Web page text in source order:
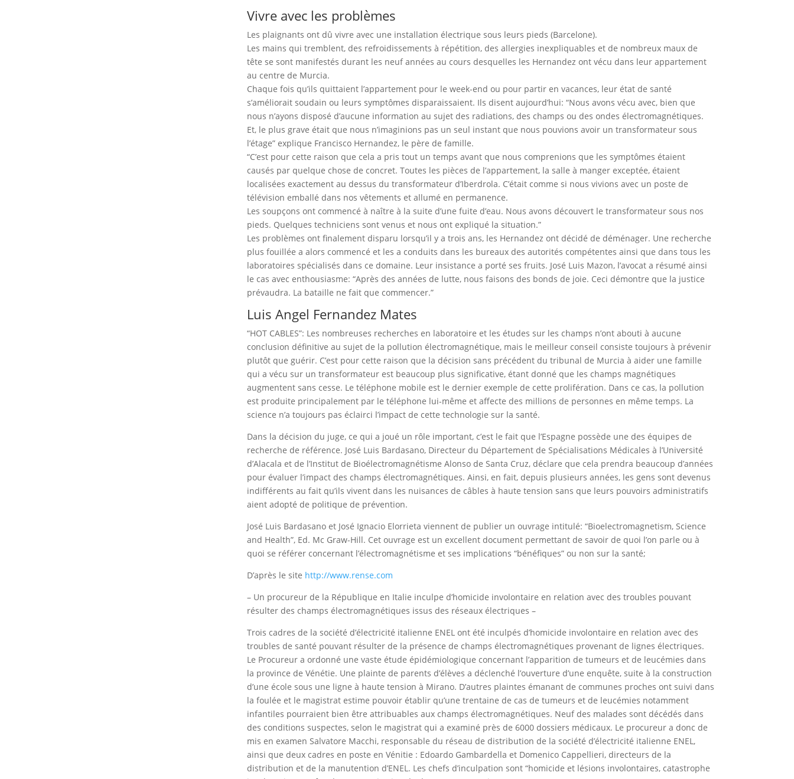
Vivre avec les problèmes
Les plaignants ont dû vivre avec une installation électrique sous leurs pieds (Barcelone).
Les mains qui tremblent, des refroidissements à répétition, des allergies inexpliquables et de nombreux maux de
tête se sont manifestés durant les neuf années au cours desquelles les Hernandez ont vécu dans leur appartement
au centre de Murcia.
Chaque fois qu’ils quittaient l’appartement pour le week-end ou pour partir en vacances, leur état de santé
s’améliorait soudain ou leurs symptômes disparaissaient. Ils disent aujourd’hui: “Nous avons vécu avec, bien que
nous n’ayons disposé d’aucune information au sujet des radiations, des champs ou des ondes électromagnétiques.
Et, le plus grave était que nous n’imaginions pas un seul instant que nous pouvions avoir un transformateur sous
l’étage” explique Francisco Hernandez, le père de famille.
“C’est pour cette raison que cela a pris tout un temps avant que nous comprenions que les symptômes étaient
causés par quelque chose de concret. Toutes les pièces de l’appartement, la salle à manger exceptée, étaient
localisées exactement au dessus du transformateur d’Iberdrola. C’était comme si nous vivions avec un poste de
télévision emballé dans nos vêtements et allumé en permanence.
Les soupçons ont commencé à naître à la suite d’une fuite d’eau. Nous avons découvert le transformateur sous nos
pieds. Quelques techniciens sont venus et nous ont expliqué la situation.”
Les problèmes ont finalement disparu lorsqu’il y a trois ans, les Hernandez ont décidé de déménager. Une recherche
plus fouillée a alors commencé et les a conduits dans les bureaux des autorités compétentes ainsi que dans tous les
laboratoires spécialisés dans ce domaine. Leur insistance a porté ses fruits. José Luis Mazon, l’avocat a résumé ainsi
le cas avec enthousiasme: “Après des années de lutte, nous faisons des bonds de joie. Ceci démontre que la justice
prévaudra. La bataille ne fait que commencer.”
Luis Angel Fernandez Mates
“HOT CABLES”: Les nombreuses recherches en laboratoire et les études sur les champs n’ont abouti à aucune
conclusion définitive au sujet de la pollution électromagnétique, mais le meilleur conseil consiste toujours à prévenir
plutôt que guérir. C’est pour cette raison que la décision sans précédent du tribunal de Murcia à aider une famille
qui a vécu sur un transformateur est beaucoup plus significative, étant donné que les champs magnétiques
augmentent sans cesse. Le téléphone mobile est le dernier exemple de cette prolifération. Dans ce cas, la pollution
est produite principalement par le téléphone lui-même et affecte des millions de personnes en même temps. La
science n’a toujours pas éclairci l’impact de cette technologie sur la santé.
Dans la décision du juge, ce qui a joué un rôle important, c’est le fait que l’Espagne possède une des équipes de
recherche de référence. José Luis Bardasano, Directeur du Département de Spécialisations Médicales à l’Université
d’Alacala et de l’Institut de Bioélectromagnétisme Alonso de Santa Cruz, déclare que cela prendra beaucoup d’années
pour évaluer l’impact des champs électromagnétiques. Ainsi, en fait, depuis plusieurs années, les gens sont devenus
indifférents au fait qu’ils vivent dans les nuisances de câbles à haute tension sans que leurs pouvoirs administratifs
aient adopté de politique de prévention.
José Luis Bardasano et José Ignacio Elorrieta viennent de publier un ouvrage intitulé: “Bioelectromagnetism, Science
and Health”, Ed. Mc Graw-Hill. Cet ouvrage est un excellent document permettant de savoir de quoi l’on parle ou à
quoi se référer concernant l’électromagnétisme et ses implications “bénéfiques” ou non sur la santé;
D’après le site http://www.rense.com
– Un procureur de la République en Italie inculpe d’homicide involontaire en relation avec des troubles pouvant
résulter des champs électromagnétiques issus des réseaux électriques –
Trois cadres de la société d’électricité italienne ENEL ont été inculpés d’homicide involontaire en relation avec des
troubles de santé pouvant résulter de la présence de champs électromagnétiques provenant de lignes électriques.
Le Procureur a ordonné une vaste étude épidémiologique concernant l’apparition de tumeurs et de leucémies dans
la province de Vénétie. Une plainte de parents d’élèves a déclenché l’ouverture d’une enquête, suite à la construction
d’une école sous une ligne à haute tension à Mirano. D’autres plaintes émanant de communes proches ont suivi dans
la foulée et le magistrat estime pouvoir établir qu’une trentaine de cas de tumeurs et de leucémies notamment
infantiles pourraient bien être attribuables aux champs électromagnétiques. Neuf des malades sont décédés dans
des conditions suspectes, selon le magistrat qui a examiné près de 6000 dossiers médicaux. Le procureur a donc de
mis en examen Salvatore Macchi, responsable du réseau de distribution de la société d’électricité italienne ENEL,
ainsi que deux cadres en poste en Vénitie : Edoardo Gambardella et Domenico Cappellieri, directeurs de la
distribution et de la manutention d’ENEL. Les chefs d’inculpation sont “homicide et lésions involontaires, catastrophe